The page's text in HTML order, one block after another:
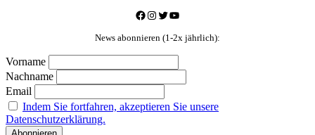
Facebook
Instagram
TwitterYouTube
News abonnieren (1-2x jährlich):
Vorname
Nachname
Email
Indem Sie fortfahren, akzeptieren Sie unsere
Datenschutzerklärung.